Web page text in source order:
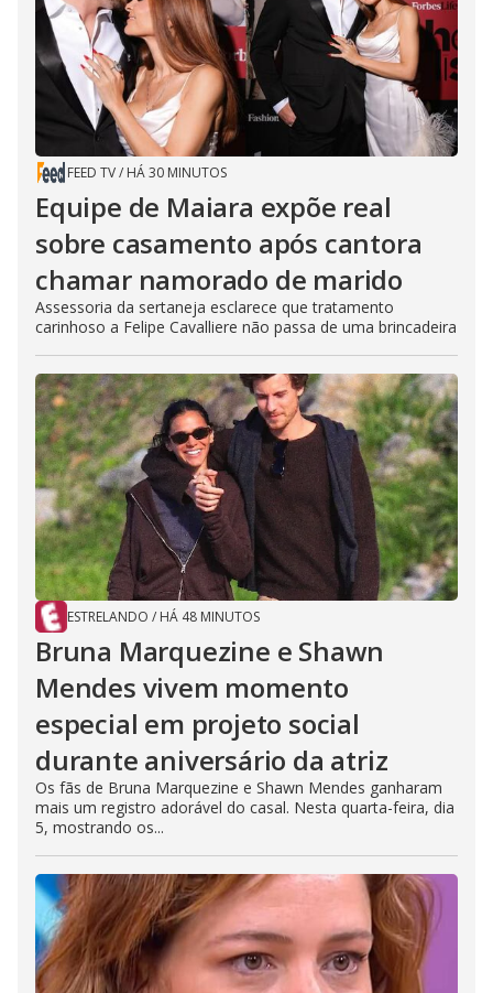
e
o
FEED TV/ HÁ 30 MINUTOS
Equipe de Maiara expõe real
sobre casamento após cantora
chamar namorado de marido
Assessoria da sertaneja esclarece que tratamento
carinhoso a Felipe Cavalliere não passa de uma brincadeira
ESTRELANDO / HÁ 48 MINUTOS
Bruna Marquezine e Shawn
Mendes vivem momento
especial em projeto social
durante aniversário da atriz
Os fãs de Bruna Marquezine e Shawn Mendes ganharam
mais um registro adorável do casal. Nesta quarta-feira, dia
5, mostrando os...